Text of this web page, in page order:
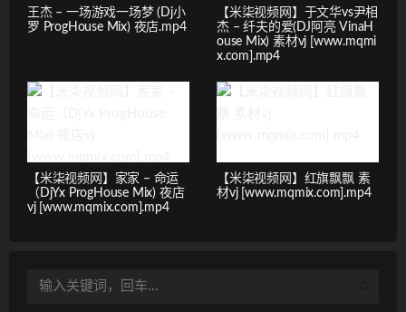
王杰 – 一场游戏一场梦 (Dj小
罗 ProgHouse Mix) 夜店.mp4
【米柒视频网】于文华vs尹相
杰 – 纤夫的爱(DJ阿亮 VinaH
ouse Mix) 素材vj [www.mqmi
x.com].mp4
【米柒视频网】家家 – 命运
（DjYx ProgHouse Mix) 夜店
vj [www.mqmix.com].mp4
【米柒视频网】红旗飘飘 素
材vj [www.mqmix.com].mp4